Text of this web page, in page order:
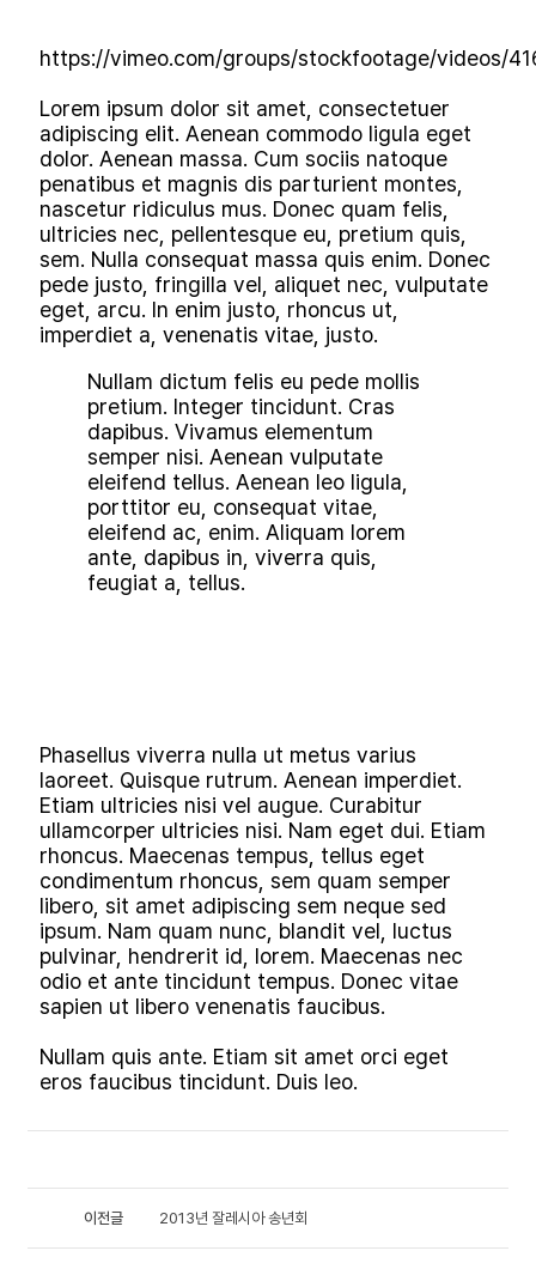
https://vimeo.com/groups/stockfootage/videos/
Lorem ipsum dolor sit amet, consectetuer
adipiscing elit. Aenean commodo ligula eget
dolor. Aenean massa. Cum sociis natoque
penatibus et magnis dis parturient montes,
nascetur ridiculus mus. Donec quam felis,
ultricies nec, pellentesque eu, pretium quis,
sem. Nulla consequat massa quis enim. Donec
pede justo, fringilla vel, aliquet nec, vulputate
eget, arcu. In enim justo, rhoncus ut,
imperdiet a, venenatis vitae, justo.
Nullam dictum felis eu pede mollis
pretium. Integer tincidunt. Cras
dapibus. Vivamus elementum
semper nisi. Aenean vulputate
eleifend tellus. Aenean leo ligula,
porttitor eu, consequat vitae,
eleifend ac, enim. Aliquam lorem
ante, dapibus in, viverra quis,
feugiat a, tellus.
Phasellus viverra nulla ut metus varius
laoreet. Quisque rutrum. Aenean imperdiet.
Etiam ultricies nisi vel augue. Curabitur
ullamcorper ultricies nisi. Nam eget dui. Etiam
rhoncus. Maecenas tempus, tellus eget
condimentum rhoncus, sem quam semper
libero, sit amet adipiscing sem neque sed
ipsum. Nam quam nunc, blandit vel, luctus
pulvinar, hendrerit id, lorem. Maecenas nec
odio et ante tincidunt tempus. Donec vitae
sapien ut libero venenatis faucibus.
Nullam quis ante. Etiam sit amet orci eget
eros faucibus tincidunt. Duis leo.
이전글 2013년 잘레시아 송년회